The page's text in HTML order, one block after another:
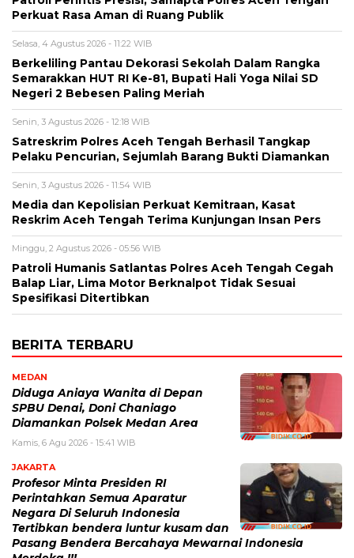
Perkuat Rasa Aman di Ruang Publik
Selasa, 4 Agustus 2026 - 11:22 WIB
Berkeliling Pantau Dekorasi Sekolah Dalam Rangka
Semarakkan HUT RI Ke-81, Bupati Hali Yoga Nilai SD
Negeri 2 Bebesen Paling Meriah
Senin, 3 Agustus 2026 - 12:18 WIB
Satreskrim Polres Aceh Tengah Berhasil Tangkap
Pelaku Pencurian, Sejumlah Barang Bukti Diamankan
Senin, 3 Agustus 2026 - 11:54 WIB
Media dan Kepolisian Perkuat Kemitraan, Kasat
Reskrim Aceh Tengah Terima Kunjungan Insan Pers
Minggu, 2 Agustus 2026 - 05:56 WIB
Patroli Humanis Satlantas Polres Aceh Tengah Cegah
Balap Liar, Lima Motor Berknalpot Tidak Sesuai
Spesifikasi Ditertibkan
BERITA TERBARU
MEDAN
Diduga Aniaya Wanita di Depan
SPBU Denai, Doni Chaniago
Diamankan Polsek Medan Area
Kamis, 6 Agu 2026 - 15:41 WIB
JAKARTA
Profesor Minta Presiden RI
Perintahkan Semua Aparatur
Negara Di Seluruh Indonesia
Tertibkan bendera luntur kusam dan
Pasang Bendera Bercahaya Mewarnai Indonesia